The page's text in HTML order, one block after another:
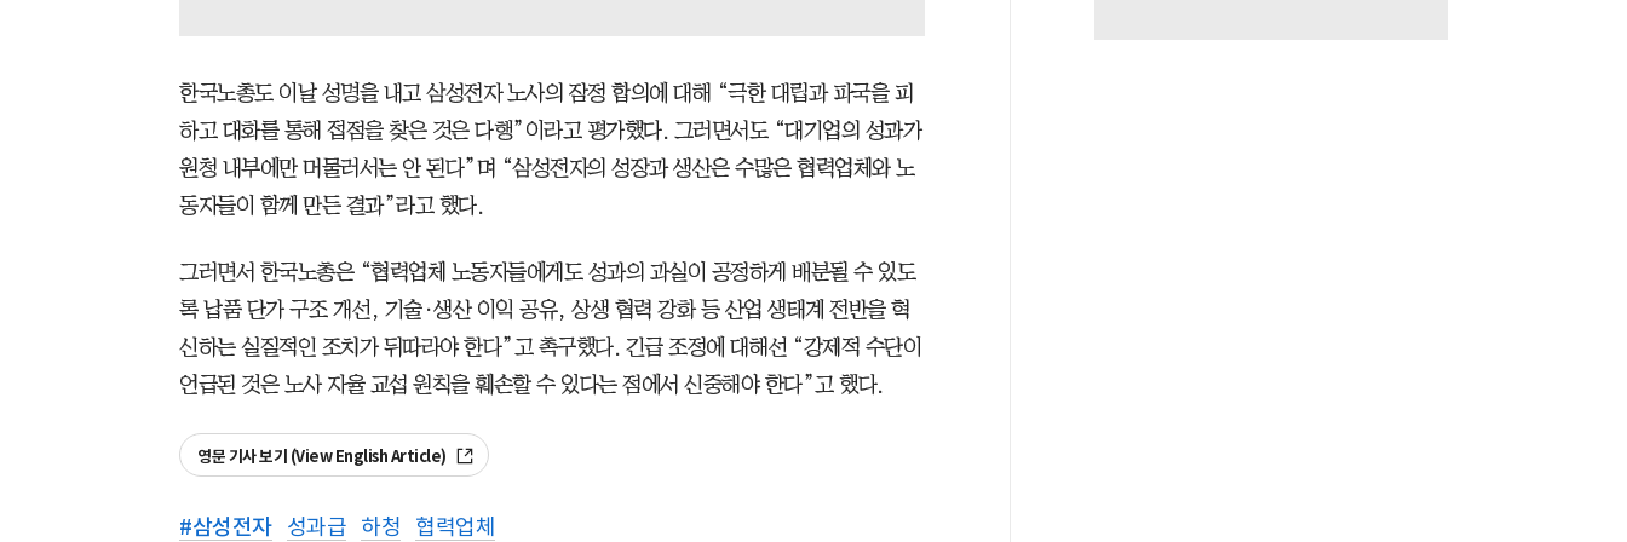
한국노총도 이날 성명을 내고 삼성전자 노사의 잠정 합의에 대해 “극한 대립과 파국을 피
하고 대화를 통해 접점을 찾은 것은 다행”이라고 평가했다. 그러면서도 “대기업의 성과가
원청 내부에만 머물러서는 안 된다”며 “삼성전자의 성장과 생산은 수많은 협력업체와 노
동자들이 함께 만든 결과”라고 했다.
그러면서 한국노총은 “협력업체 노동자들에게도 성과의 과실이 공정하게 배분될 수 있도
록 납품 단가 구조 개선, 기술·생산 이익 공유, 상생 협력 강화 등 산업 생태계 전반을 혁
신하는 실질적인 조치가 뒤따라야 한다”고 촉구했다. 긴급 조정에 대해선 “강제적 수단이
언급된 것은 노사 자율 교섭 원칙을 훼손할 수 있다는 점에서 신중해야 한다”고 했다.
영문 기사 보기 (View English Article)
#삼성전자 성과급 하청 협력업체